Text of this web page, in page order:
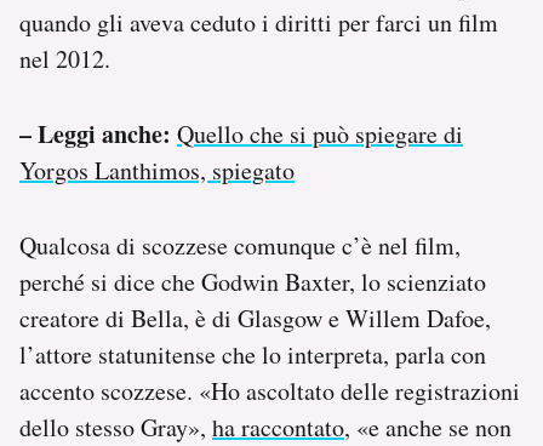
quando gli aveva ceduto i diritti per farci un film
nel 2012.
– Leggi anche: Quello che si può spiegare di
Yorgos Lanthimos, spiegato
Qualcosa di scozzese comunque c’è nel film,
perché si dice che Godwin Baxter, lo scienziato
creatore di Bella, è di Glasgow e Willem Dafoe,
l’attore statunitense che lo interpreta, parla con
accento scozzese. «Ho ascoltato delle registrazioni
dello stesso Gray», ha raccontato, «e anche se non